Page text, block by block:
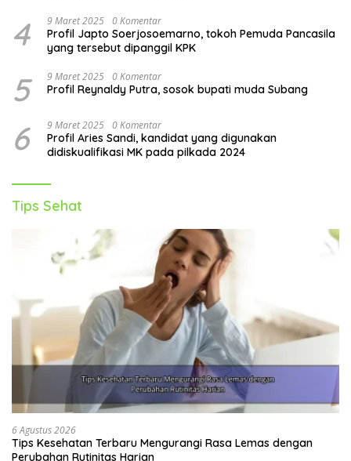
4 9 Maret 2025 0 Komentar
Profil Japto Soerjosoemarno, tokoh Pemuda Pancasila
yang tersebut dipanggil KPK
5 9 Maret 2025 0 Komentar
Profil Reynaldy Putra, sosok bupati muda Subang
6 9 Maret 2025 0 Komentar
Profil Aries Sandi, kandidat yang digunakan
didiskualifikasi MK pada pilkada 2024
Tips Sehat
6 Agustus 2026
Tips Kesehatan Terbaru Mengurangi Rasa Lemas dengan
Perubahan Rutinitas Harian